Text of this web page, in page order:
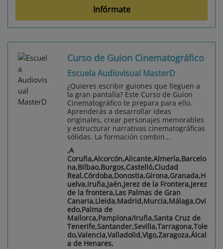
Infórmate
Curso de Guion Cinematográfico
Escuela Audiovisual MasterD
¿Quieres escribir guiones que lleguen a
la gran pantalla? Este Curso de Guion
Cinematográfico te prepara para ello.
Aprenderás a desarrollar ideas
originales, crear personajes memorables
y estructurar narrativas cinematográficas
sólidas. La formación combin...
,A
Coruña,Alcorcón,Alicante,Almería,Barcelo
na,Bilbao,Burgos,Castelló,Ciudad
Real,Córdoba,Donostia,Girona,Granada,H
uelva,Iruña,Jaén,Jerez de la Frontera,Jerez
de la frontera,Las Palmas de Gran
Canaria,Lleida,Madrid,Murcia,Málaga,Ovi
edo,Palma de
Mallorca,Pamplona/Iruña,Santa Cruz de
Tenerife,Santander,Sevilla,Tarragona,Tole
do,Valencia,Valladolid,Vigo,Zaragoza,Álcal
a de Henares,